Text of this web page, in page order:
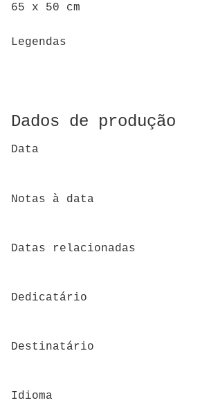
65 x 50 cm
Legendas
Dados de produção
Data
Notas à data
Datas relacionadas
Dedicatário
Destinatário
Idioma